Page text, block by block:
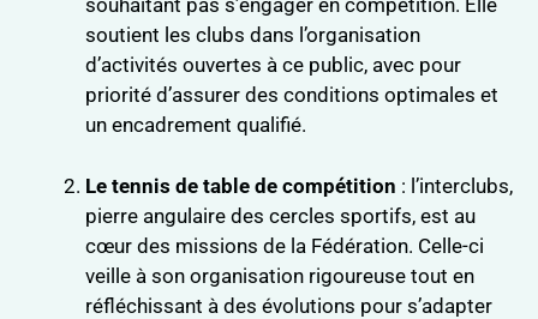
souhaitant pas s’engager en compétition. Elle
soutient les clubs dans l’organisation
d’activités ouvertes à ce public, avec pour
priorité d’assurer des conditions optimales et
un encadrement qualifié.
Le tennis de table de compétition : l’interclubs,
pierre angulaire des cercles sportifs, est au
cœur des missions de la Fédération. Celle-ci
veille à son organisation rigoureuse tout en
réfléchissant à des évolutions pour s’adapter